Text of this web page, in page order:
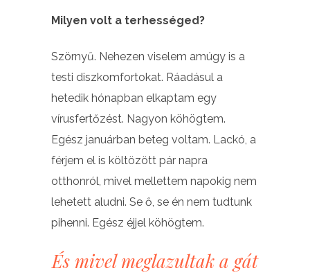
Milyen volt a terhességed?
Szörnyű. Nehezen viselem amúgy is a
testi diszkomfortokat. Ráadásul a
hetedik hónapban elkaptam egy
vírusfertőzést. Nagyon köhögtem.
Egész januárban beteg voltam. Lackó, a
férjem el is költözött pár napra
otthonról, mivel mellettem napokig nem
lehetett aludni. Se ő, se én nem tudtunk
pihenni. Egész éjjel köhögtem.
És mivel meglazultak a gát